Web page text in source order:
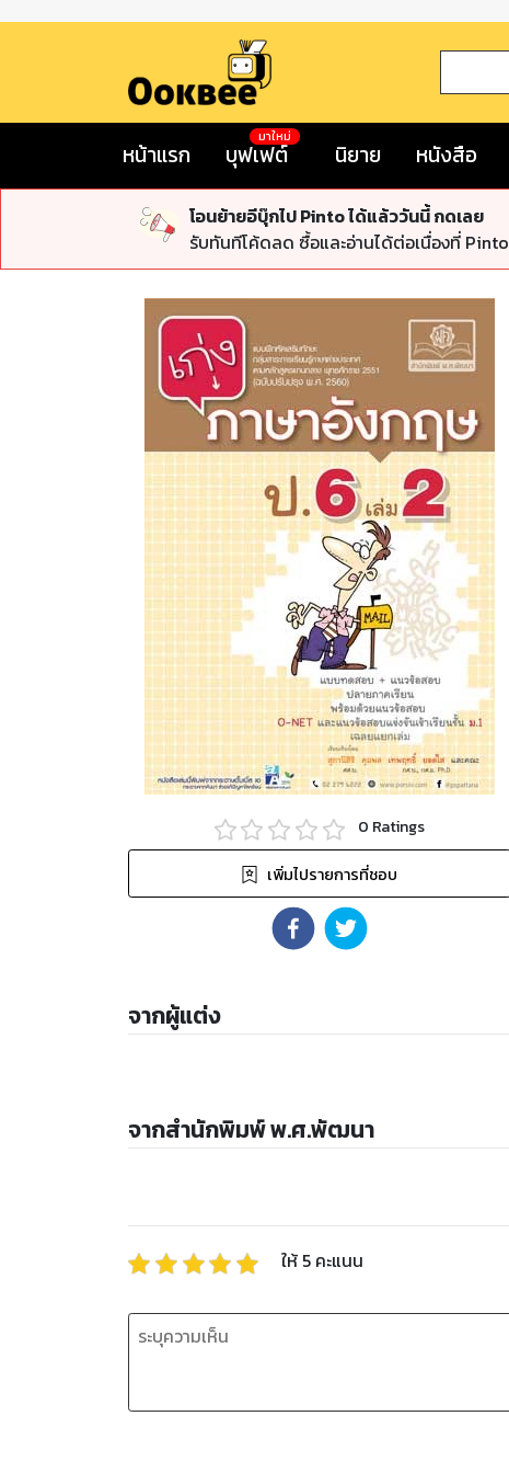
หน้าแรก บุฟเฟต์
มาใหม่
นิยาย หนังสือ
โอนย้ายอีบุ๊กไป Pinto ได้แล้ววันนี้ กดเลย
รับทันทีโค้ดลด ซื้อและอ่านได้ต่อเนื่องที่ Pinto
0 Ratings
เพิ่มไปรายการที่ชอบ
จากผู้แต่ง
จากสำนักพิมพ์ พ.ศ.พัฒนา
ให้ 5 คะแนน